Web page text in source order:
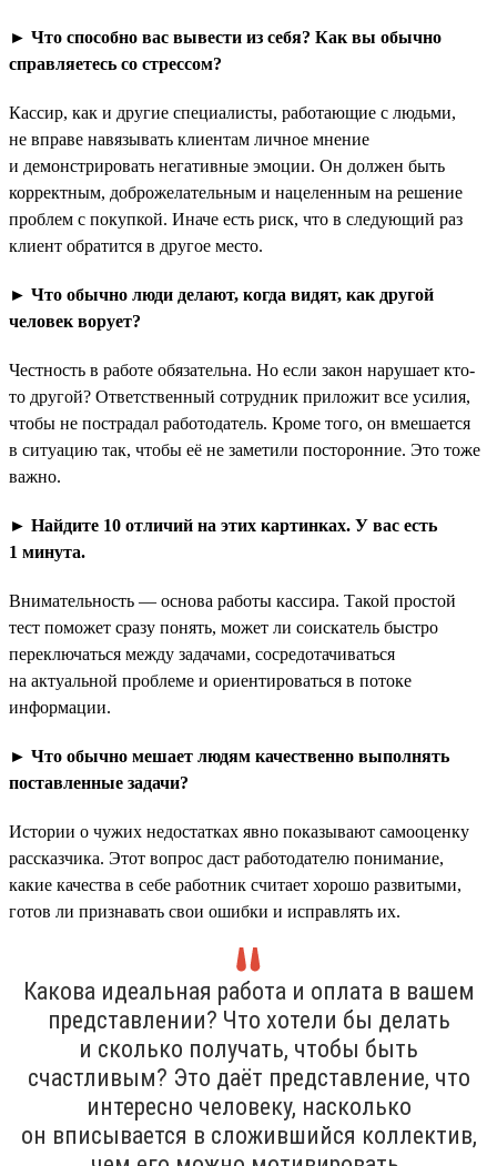
► Что способно вас вывести из себя? Как вы обычно
справляетесь со стрессом?
Кассир, как и другие специалисты, работающие с людьми,
не вправе навязывать клиентам личное мнение
и демонстрировать негативные эмоции. Он должен быть
корректным, доброжелательным и нацеленным на решение
проблем с покупкой. Иначе есть риск, что в следующий раз
клиент обратится в другое место.
► Что обычно люди делают, когда видят, как другой
человек ворует?
Честность в работе обязательна. Но если закон нарушает кто-
то другой? Ответственный сотрудник приложит все усилия,
чтобы не пострадал работодатель. Кроме того, он вмешается
в ситуацию так, чтобы её не заметили посторонние. Это тоже
важно.
► Найдите 10 отличий на этих картинках. У вас есть
1 минута.
Внимательность — основа работы кассира. Такой простой
тест поможет сразу понять, может ли соискатель быстро
переключаться между задачами, сосредотачиваться
на актуальной проблеме и ориентироваться в потоке
информации.
► Что обычно мешает людям качественно выполнять
поставленные задачи?
Истории о чужих недостатках явно показывают самооценку
рассказчика. Этот вопрос даст работодателю понимание,
какие качества в себе работник считает хорошо развитыми,
готов ли признавать свои ошибки и исправлять их.
Какова идеальная работа и оплата в вашем
представлении? Что хотели бы делать
и сколько получать, чтобы быть
счастливым? Это даёт представление, что
интересно человеку, насколько
он вписывается в сложившийся коллектив,